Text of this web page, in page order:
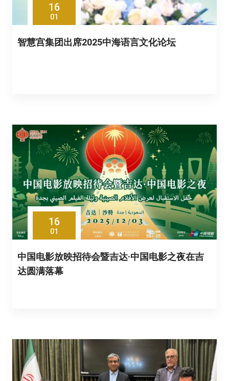
16
01
智慧宫集团出席2025中海语言文化论坛
16
01
中国电影放映招待会暨吉达·中国电影之夜在吉
达圆满落幕